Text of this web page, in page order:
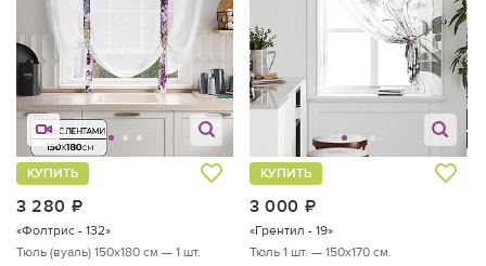
3 280
КУПИТЬ
«Фолтрис - 132»
Тюль (вуаль) 150х180 см — 1 шт.
3 000
КУПИТЬ
«Грентил - 19»
Тюль 1 шт. — 150х170 см.